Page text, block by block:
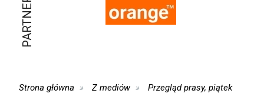
PARTNERZY
Strona główna Z mediów Przegląd prasy, piątek